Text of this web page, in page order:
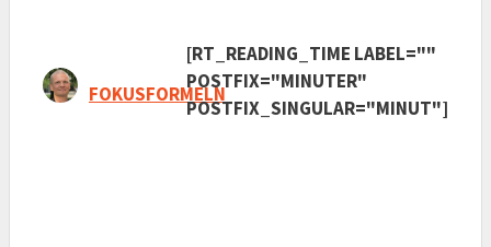
FOKUSFORMELN
[RT_READING_TIME LABEL=""
POSTFIX="MINUTER"
POSTFIX_SINGULAR="MINUT"]